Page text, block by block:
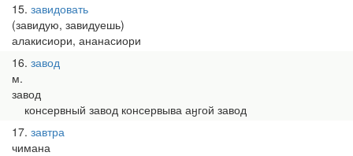
15 завидовать
(завидую, завидуешь)
алакисиори, ананасиори
16 завод
м.
завод
консервный завод консервыва аӈгой завод
17 завтра
чимана